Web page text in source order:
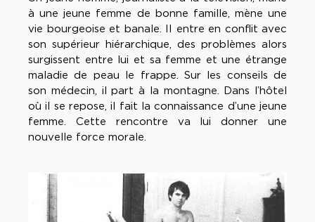
à une jeune femme de bonne famille, mène une
vie bourgeoise et banale. II entre en conflit avec
son supérieur hiérarchique, des problèmes alors
surgissent entre lui et sa femme et une étrange
maladie de peau le frappe. Sur les conseils de
son médecin, il part à la montagne. Dans l’hôtel
où il se repose, il fait la connaissance d’une jeune
femme. Cette rencontre va lui donner une
nouvelle force morale.